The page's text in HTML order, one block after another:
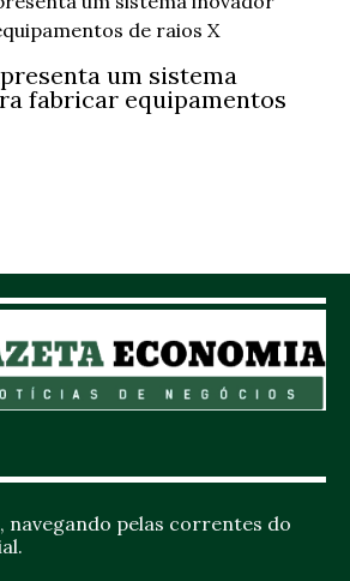
um sistema
fabricar equipamentos
navegando pelas correntes do